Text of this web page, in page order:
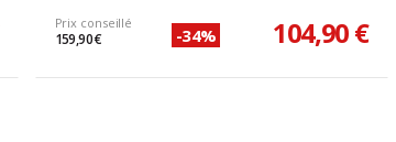
Prix conseillé
159,90 € -34% 104,90 €